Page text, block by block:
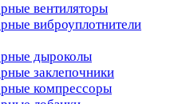
вентиляторы
виброуплотнители
дыроколы
заклепочники
компрессоры